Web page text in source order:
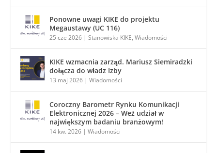
Ponowne uwagi KIKE do projektu
Megaustawy (UC 116)
25 cze 2026 |Stanowiska KIKE,Wiadomości
KIKE wzmacnia zarząd. Mariusz Siemiradzki
dołącza do władz Izby
13 maj 2026 |Wiadomości
Coroczny Barometr Rynku Komunikacji
Elektronicznej 2026 – Weź udział w
największym badaniu branżowym!
14 kw. 2026 |Wiadomości